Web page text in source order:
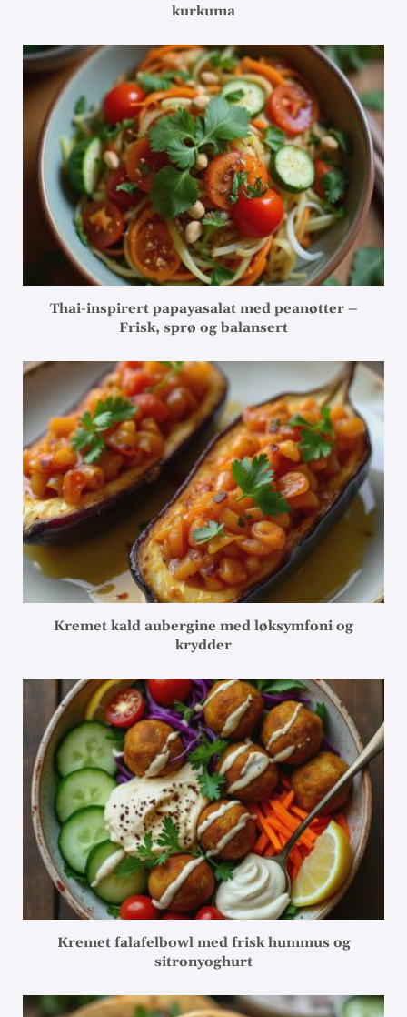
kurkuma
Thai-inspirert papayasalat med peanøtter –
Frisk, sprø og balansert
Kremet kald aubergine med løksymfoni og
krydder
Kremet falafelbowl med frisk hummus og
sitronyoghurt